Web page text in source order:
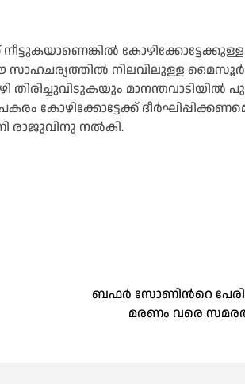
നിലവിലുള്ള മൈസൂര്‍-
തിരിച്ചുവിടുകയും മാനന്തവാടിയില്‍
കോഴിക്കോട്ടേക്ക്
രാജുവിനു നൽകി.
ബഫർ സോണിന്‍റെ
മരണം വരെ